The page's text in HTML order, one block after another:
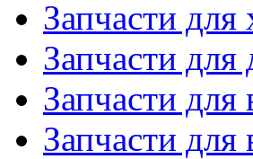
Запчасти для
Запчасти
Запчасти
Запчасти для